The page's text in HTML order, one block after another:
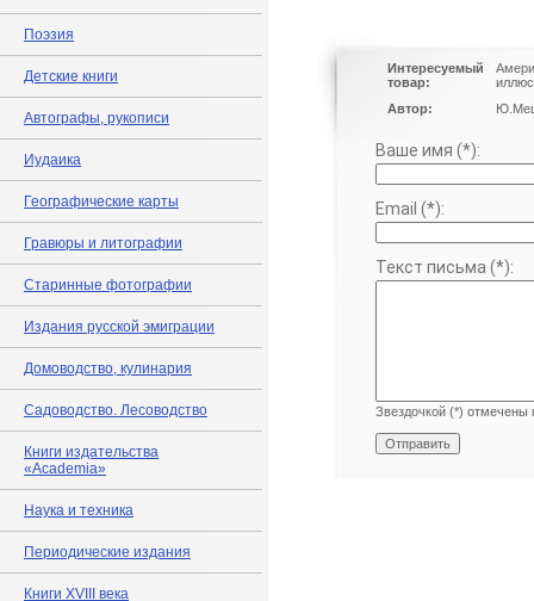
Поэзия
Детские книги
Автографы, рукописи
Иудаика
Географические карты
Гравюры и литографии
Старинные фотографии
Издания русской эмиграции
Домоводство, кулинария
Садоводство. Лесоводство
Книги издательства
«Academia»
Наука и техника
Периодические издания
Книги XVIII века
Интересуемый
товар:
Автор:
Ваше имя (*):
Email (*):
Текст письма (*):
Звездочкой (*) отмечены